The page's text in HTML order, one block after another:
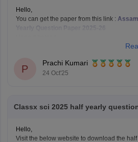
Hello,
You can get the paper from this link :
Yearly Question Paper 2025-26
P
Prachi Kumari
24 Oct'25
Classx sci 2025 half yearly
Hello,
Visit the below website to download the